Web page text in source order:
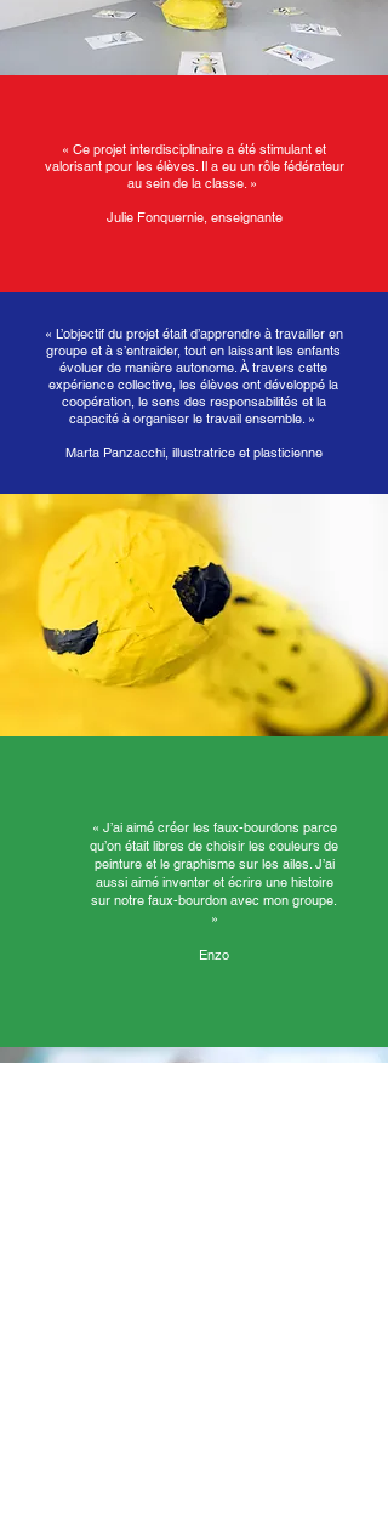
« Ce projet interdisciplinaire a été stimulant et
valorisant pour les élèves. Il a eu un rôle fédérateur
au sein de la classe. »
Julie Fonquernie, enseignante
« L’objectif du projet était d’apprendre à travailler en
groupe et à s’entraider, tout en laissant les enfants
évoluer de manière autonome. À travers cette
expérience collective, les élèves ont développé la
coopération, le sens des responsabilités et la
capacité à organiser le travail ensemble. »
Marta Panzacchi, illustratrice et plasticienne
« J’ai aimé créer les faux-bourdons parce
qu’on était libres de choisir les couleurs de
peinture et le graphisme sur les ailes. J’ai
aussi aimé inventer et écrire une histoire
sur notre faux-bourdon avec mon groupe.
»
Enzo